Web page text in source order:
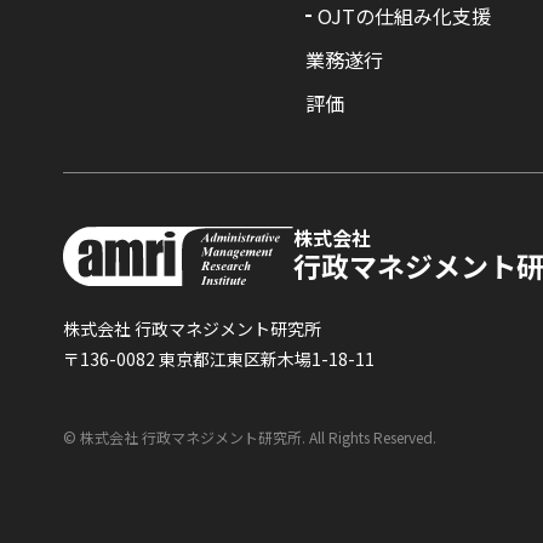
OJTの仕組み化支援
業務遂行
評価
株式会社
行政マネジメント
株式会社 行政マネジメント研究所
〒136-0082 東京都江東区新木場1-18-11
© 株式会社 行政マネジメント研究所. All Rights Reserved.